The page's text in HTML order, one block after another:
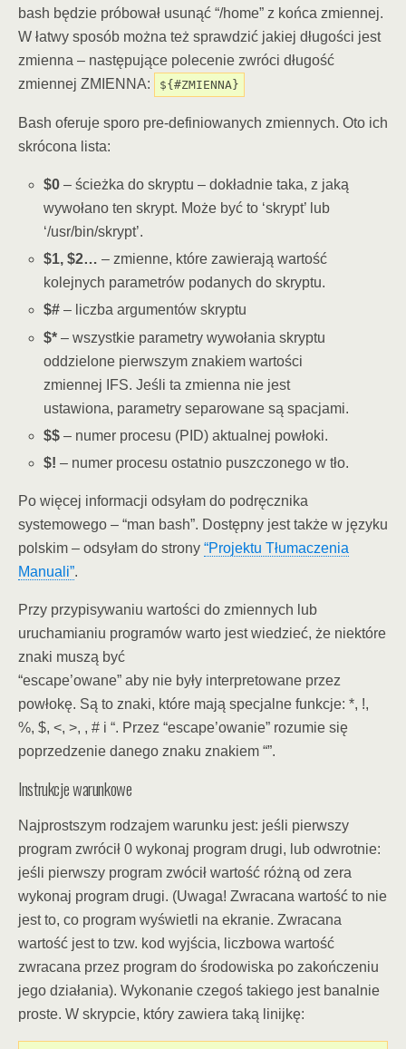
bash będzie próbował usunąć “/home” z końca zmiennej.
W łatwy sposób można też sprawdzić jakiej długości jest
zmienna – następujące polecenie zwróci długość
zmiennej ZMIENNA:
${#ZMIENNA}
Bash oferuje sporo pre-definiowanych zmiennych. Oto ich
skrócona lista:
$0 – ścieżka do skryptu – dokładnie taka, z jaką
wywołano ten skrypt. Może być to ‘skrypt’ lub
‘/usr/bin/skrypt’.
$1, $2… – zmienne, które zawierają wartość
kolejnych parametrów podanych do skryptu.
$# – liczba argumentów skryptu
$* – wszystkie parametry wywołania skryptu
oddzielone pierwszym znakiem wartości
zmiennej IFS. Jeśli ta zmienna nie jest
ustawiona, parametry separowane są spacjami.
$$ – numer procesu (PID) aktualnej powłoki.
$! – numer procesu ostatnio puszczonego w tło.
Po więcej informacji odsyłam do podręcznika
systemowego – “man bash”. Dostępny jest także w języku
polskim – odsyłam do strony “Projektu Tłumaczenia
Manuali”.
Przy przypisywaniu wartości do zmiennych lub
uruchamianiu programów warto jest wiedzieć, że niektóre
znaki muszą być
“escape’owane” aby nie były interpretowane przez
powłokę. Są to znaki, które mają specjalne funkcje: *, !,
%, $, <, >, , # i “. Przez “escape’owanie” rozumie się
poprzedzenie danego znaku znakiem “”.
Instrukcje warunkowe
Najprostszym rodzajem warunku jest: jeśli pierwszy
program zwrócił 0 wykonaj program drugi, lub odwrotnie:
jeśli pierwszy program zwócił wartość różną od zera
wykonaj program drugi. (Uwaga! Zwracana wartość to nie
jest to, co program wyświetli na ekranie. Zwracana
wartość jest to tzw. kod wyjścia, liczbowa wartość
zwracana przez program do środowiska po zakończeniu
jego działania). Wykonanie czegoś takiego jest banalnie
proste. W skrypcie, który zawiera taką linijkę: